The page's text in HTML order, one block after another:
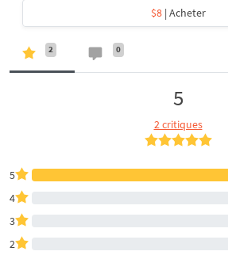
$8| Acheter
2 0
5
2 critiques
5
4
3
2